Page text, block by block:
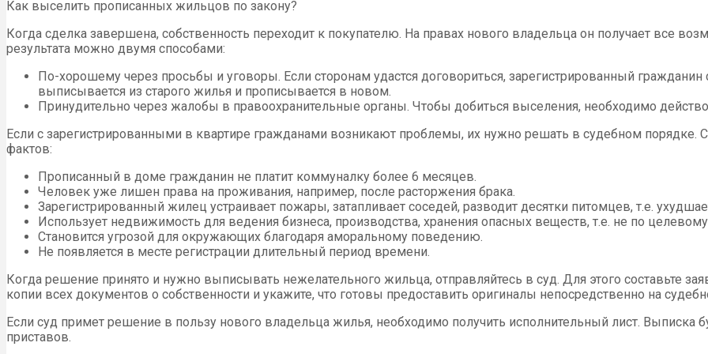
Как выселить прописанных жильцов по закону?
Когда сделка завершена, собственность переходит к покупателю. На правах нового владельца он получает все
результата можно двумя способами:
По-хорошему через просьбы и уговоры. Если сторонам удастся договориться, зарегистрированный гражданин
выписывается из старого жилья и прописывается в новом.
Принудительно через жалобы в правоохранительные органы. Чтобы добиться выселения, необходимо
Если с зарегистрированными в квартире гражданами возникают проблемы, их нужно решать в судебном
фактов:
Прописанный в доме гражданин не платит коммуналку более 6 месяцев.
Человек уже лишен права на проживания, например, после расторжения брака.
Зарегистрированный жилец устраивает пожары, затапливает соседей, разводит десятки питомцев, т.е.
Использует недвижимость для ведения бизнеса, производства, хранения опасных веществ, т.е. не по
Становится угрозой для окружающих благодаря аморальному поведению.
Не появляется в месте регистрации длительный период времени.
Когда решение принято и нужно выписывать нежелательного жильца, отправляйтесь в суд. Для этого составьте
копии всех документов о собственности и укажите, что готовы предоставить оригиналы непосредственно на
Если суд примет решение в пользу нового владельца жилья, необходимо получить исполнительный лист. Выписка
приставов.